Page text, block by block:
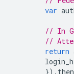
var
// In
//
return
}). then